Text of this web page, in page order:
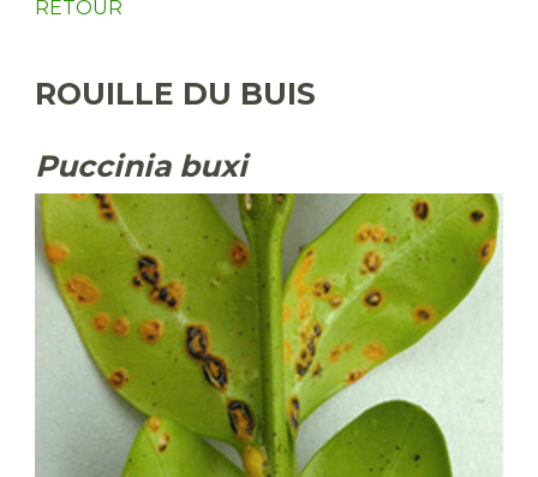
RETOUR
ROUILLE DU BUIS
Puccinia buxi